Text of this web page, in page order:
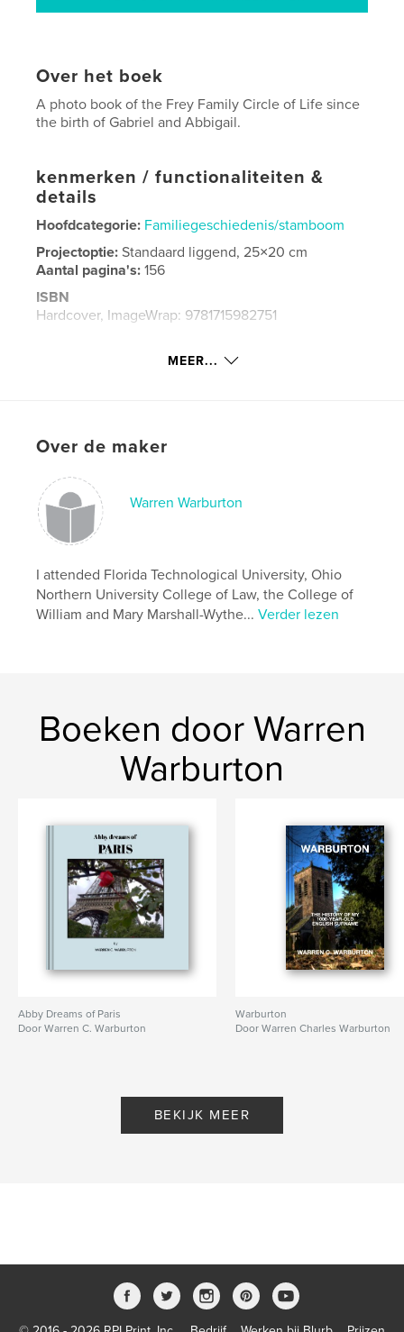
Over het boek
A photo book of the Frey Family Circle of Life since
the birth of Gabriel and Abbigail.
kenmerken / functionaliteiten &
details
Hoofdcategorie: Familiegeschiedenis/stamboom
Projectoptie:Standaard liggend, 25×20 cm
Aantal pagina's:156
ISBN
Hardcover, ImageWrap: 9781715982751
MEER...
Over de maker
Warren Warburton
I attended Florida Technological University, Ohio
Northern University College of Law, the College of
William and Mary Marshall-Wythe...Verder lezen
Boeken door Warren
Warburton
Abby Dreams of Paris
Door Warren C. Warburton
Warburton
Door Warren Charles Warburton
BEKIJK MEER